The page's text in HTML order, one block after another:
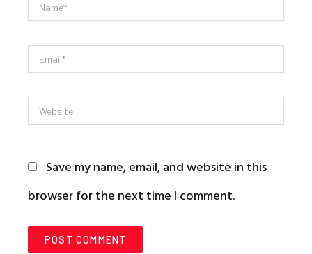
Name*
Email*
Website
Save my name, email, and website in this
browser for the next time I comment.